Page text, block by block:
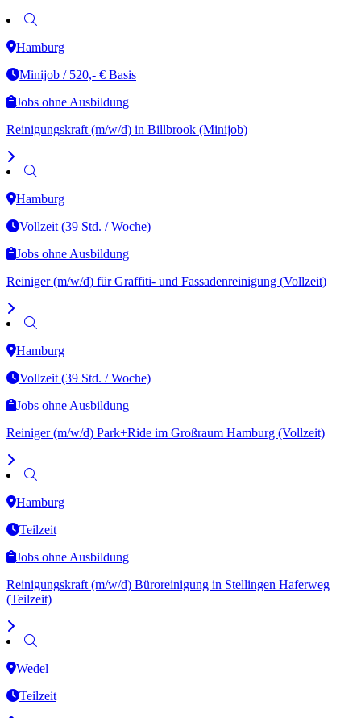
Hamburg
Minijob / 520,- € Basis
Jobs ohne Ausbildung
Reinigungskraft (m/w/d) in Billbrook (Minijob)
Hamburg
Vollzeit (39 Std. / Woche)
Jobs ohne Ausbildung
Reiniger (m/w/d) für Graffiti- und Fassadenreinigung (Vollzeit)
Hamburg
Vollzeit (39 Std. / Woche)
Jobs ohne Ausbildung
Reiniger (m/w/d) Park+Ride im Großraum Hamburg (Vollzeit)
Hamburg
Teilzeit
Jobs ohne Ausbildung
Reinigungskraft (m/w/d) Büroreinigung in Stellingen Haferweg
(Teilzeit)
Wedel
Teilzeit